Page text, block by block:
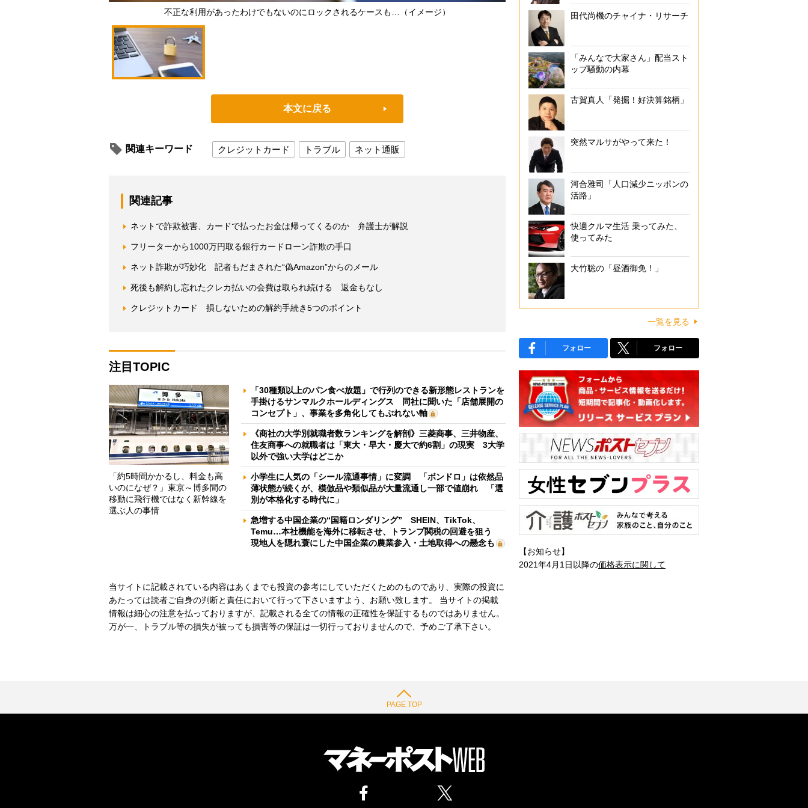
不正な利用があったわけでもないのにロックされるケースも…（イメージ）
本文に戻る
関連キーワード クレジットカード トラブル ネット通販
関連記事
ネットで詐欺被害、カードで払ったお金は帰ってくるのか 弁護士が解説
フリーターから1000万円取る銀行カードローン詐欺の手口
ネット詐欺が巧妙化 記者もだまされた“偽Amazon”からのメール
死後も解約し忘れたクレカ払いの会費は取られ続ける 返金もなし
クレジットカード 損しないための解約手続き5つのポイント
注目TOPIC
「約5時間かかるし、料金も高
いのになぜ？」東京～博多間の
移動に飛行機ではなく新幹線を
選ぶ人の事情
「30種類以上のパン食べ放題」で行列のできる新形態レストランを
手掛けるサンマルクホールディングス 同社に聞いた「店舗展開の
コンセプト」、事業を多角化してもぶれない軸
《商社の大学別就職者数ランキングを解剖》三菱商事、三井物産、
住友商事への就職者は「東大・早大・慶大で約6割」の現実 3大学
以外で強い大学はどこか
小学生に人気の「シール流通事情」に変調 「ボンドロ」は依然品
薄状態が続くが、模倣品や類似品が大量流通し一部で値崩れ 「選
別が本格化する時代に」
急増する中国企業の“国籍ロンダリング” SHEIN、TikTok、
Temu…本社機能を海外に移転させ、トランプ関税の回避を狙う
現地人を隠れ蓑にした中国企業の農業参入・土地取得への懸念も
当サイトに記載されている内容はあくまでも投資の参考にしていただくためのものであり、実際の投資に
あたっては読者ご自身の判断と責任において行って下さいますよう、お願い致します。 当サイトの掲載
情報は細心の注意を払っておりますが、記載される全ての情報の正確性を保証するものではありません。
万が一、トラブル等の損失が被っても損害等の保証は一切行っておりませんので、予めご了承下さい。
田代尚機のチャイナ・リサーチ
「みんなで大家さん」配当スト
ップ騒動の内幕
古賀真人「発掘！好決算銘柄」
突然マルサがやって来た！
河合雅司「人口減少ニッポンの
活路」
快適クルマ生活 乗ってみた、
使ってみた
大竹聡の「昼酒御免！」
一覧を見る
フォロー フォロー
【お知らせ】
2021年4月1日以降の価格表示に関して
PAGE TOP